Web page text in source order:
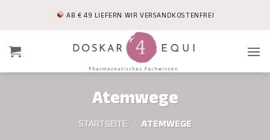
AB € 49 LIEFERN WIR VERSANDKOSTENFREI
Atemwege
STARTSEITE / ATEMWEGE